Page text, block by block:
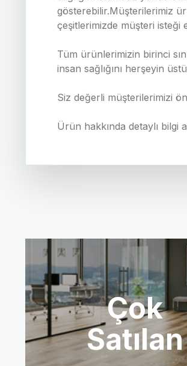
gösterebilir.Müşterilerimiz
çeşitlerimizde müşteri isteği
Tüm ürünlerimizin birinci
insan sağlığını herşeyin
Siz değerli müşterilerimizi
Ürün hakkında detaylı
Çok
Satılan